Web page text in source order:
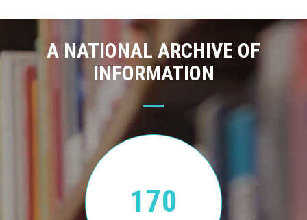
A NATIONAL ARCHIVE OF
INFORMATION
170